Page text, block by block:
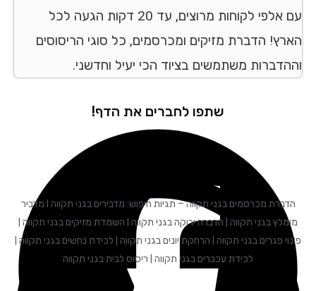
עם אלפי לקוחות מרוצים, עד 20 דקות הגעה לכל
הארץ! הדברת מזיקים ומכרסמים, כל סוגי הריסוסים
וההדברות משתמשים בציוד הכי יעיל וחדשני.
שתפו לחברים את הדף!
הדברת מכרסמים בגני תקווה – תגיות חיפוש: מדבירים בגני תקווה I מדביר
מומלץ בגני תקווה | הדברה ירוקה בגני תקווה | השמדת מזיקים בגני תקווה |
פינוי פגרים בגני תקווה | הרחקת יונים בגני תקווה | לכידת נחשים בגני תקווה |
לכידת עכברים בגני תקווה | ריסוס לבית בגני תקווה